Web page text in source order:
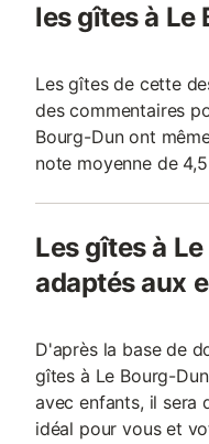
les gîtes à Le
Les gîtes de cette
des commentaires
Bourg-Dun ont
note moyenne de
Les gîtes à
adaptés aux
D'après la base de
gîtes à Le Bourg-
avec enfants, il sera
idéal pour vous et